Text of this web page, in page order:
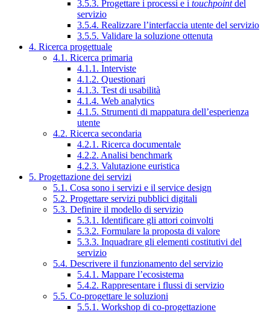
3.5.3. Progettare i processi e i touchpointdel
servizio
3.5.4. Realizzare l’interfaccia utente del servizio
3.5.5. Validare la soluzione ottenuta
4. Ricerca progettuale
4.1. Ricerca primaria
4.1.1. Interviste
4.1.2. Questionari
4.1.3. Test di usabilità
4.1.4. Web analytics
4.1.5. Strumenti di mappatura dell’esperienza
utente
4.2. Ricerca secondaria
4.2.1. Ricerca documentale
4.2.2. Analisi benchmark
4.2.3. Valutazione euristica
5. Progettazione dei servizi
5.1. Cosa sono i servizi e il service design
5.2. Progettare servizi pubblici digitali
5.3. Definire il modello di servizio
5.3.1. Identificare gli attori coinvolti
5.3.2. Formulare la proposta di valore
5.3.3. Inquadrare gli elementi costitutivi del
servizio
5.4. Descrivere il funzionamento del servizio
5.4.1. Mappare l’ecosistema
5.4.2. Rappresentare i flussi di servizio
5.5. Co-progettare le soluzioni
5.5.1. Workshop di co-progettazione